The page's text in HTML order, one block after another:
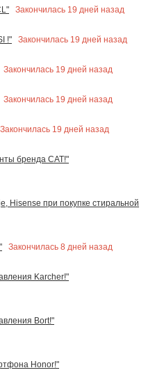
Закончилась 19 дней назад
!"
Закончилась 19 дней назад
Закончилась 19 дней назад
Закончилась 19 дней назад
Закончилась 19 дней назад
бренда CAT!"
Hisense при покупке стиральной
Закончилась 8 дней назад
Karcher!"
Bort!"
Honor!"